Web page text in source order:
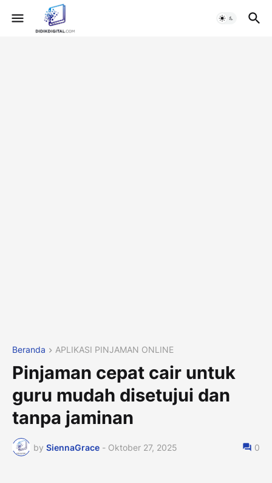
Beranda APLIKASI PINJAMAN ONLINE
Pinjaman cepat cair untuk
guru mudah disetujui dan
tanpa jaminan
by SiennaGrace - Oktober 27, 2025 0